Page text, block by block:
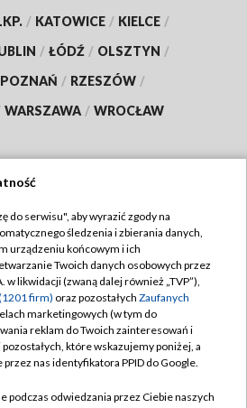
/ KATOWICE / KIELCE /
/ ŁÓDŹ / OLSZTYN /
POZNAŃ / RZESZÓW /
WARSZAWA / WROCŁAW
TVP
Cyfrowa
Regulamin TVP
prywatności
Moje zgody
Pomoc
do serwisu", aby wyrazić zgody na
śledzenia i zbierania danych,
urządzeniu końcowym i ich
Twoich danych osobowych przez
w likwidacji (zwaną dalej również „TVP”),
firm) oraz pozostałych Zaufanych
marketingowych (w tym do
reklam do Twoich zainteresowań i
które wskazujemy poniżej, a
nas identyfikatora PPID do Google.
podczas odwiedzania przez Ciebie naszych